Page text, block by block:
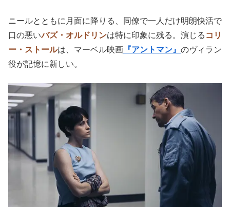
ニールとともに月面に降りる、同僚で一人だけ明朗快活で
口の悪いバズ・オルドリンは特に印象に残る。演じる コリ
ー・ストールは、マーベル映画 『アントマン』 のヴィラン
役が記憶に新しい。